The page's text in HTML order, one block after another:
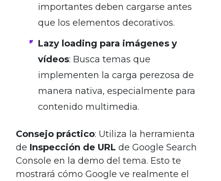
importantes deben cargarse antes
que los elementos decorativos.
Lazy loading para imágenes y
vídeos: Busca temas que
implementen la carga perezosa de
manera nativa, especialmente para
contenido multimedia.
Consejo práctico: Utiliza la herramienta
de Inspección de URL de Google Search
Console en la demo del tema. Esto te
mostrará cómo Google ve realmente el